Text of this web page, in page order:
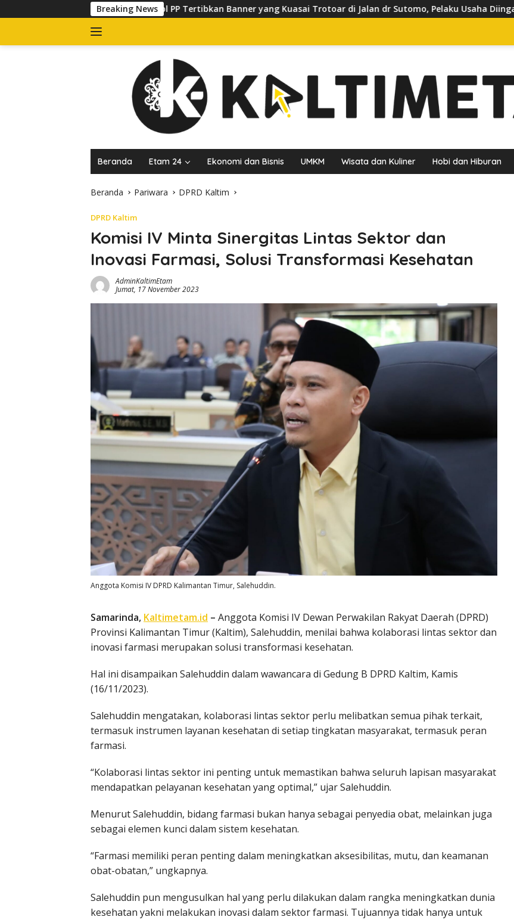
ke
Breaking News
Satpol PP Tertibkan Banner yang Kuasai Trotoar di Jalan dr Sutomo, Pelaku Usaha Diingatkan Hormati Hak
Beranda Etam 24 Ekonomi dan Bisnis UMKM Wisata dan Kuliner Hobi dan Hiburan
Beranda Pariwara DPRD Kaltim
DPRD Kaltim
Komisi IV Minta Sinergitas Lintas Sektor dan
Inovasi Farmasi, Solusi Transformasi Kesehatan
AdminKaltimEtam
Jumat, 17 November 2023
Anggota Komisi IV DPRD Kalimantan Timur, Salehuddin.
Samarinda, Kaltimetam.id – Anggota Komisi IV Dewan Perwakilan Rakyat Daerah (DPRD)
Provinsi Kalimantan Timur (Kaltim), Salehuddin, menilai bahwa kolaborasi lintas sektor dan
inovasi farmasi merupakan solusi transformasi kesehatan.
Hal ini disampaikan Salehuddin dalam wawancara di Gedung B DPRD Kaltim, Kamis
(16/11/2023).
Salehuddin mengatakan, kolaborasi lintas sektor perlu melibatkan semua pihak terkait,
termasuk instrumen layanan kesehatan di setiap tingkatan masyarakat, termasuk peran
farmasi.
“Kolaborasi lintas sektor ini penting untuk memastikan bahwa seluruh lapisan masyarakat
mendapatkan pelayanan kesehatan yang optimal,” ujar Salehuddin.
Menurut Salehuddin, bidang farmasi bukan hanya sebagai penyedia obat, melainkan juga
sebagai elemen kunci dalam sistem kesehatan.
“Farmasi memiliki peran penting dalam meningkatkan aksesibilitas, mutu, dan keamanan
obat-obatan,” ungkapnya.
Salehuddin pun mengusulkan hal yang perlu dilakukan dalam rangka meningkatkan dunia
kesehatan yakni melakukan inovasi dalam sektor farmasi. Tujuannya tidak hanya untuk